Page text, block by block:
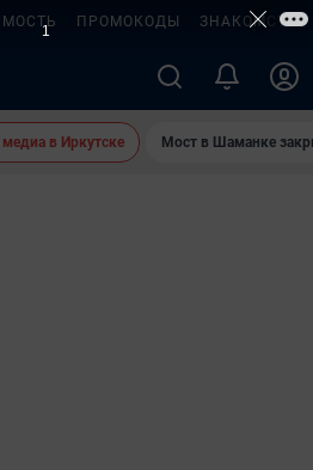
ПРОМОКОДЫ ЗНАКОМСТВА
в Иркутске Мост в Шаманке